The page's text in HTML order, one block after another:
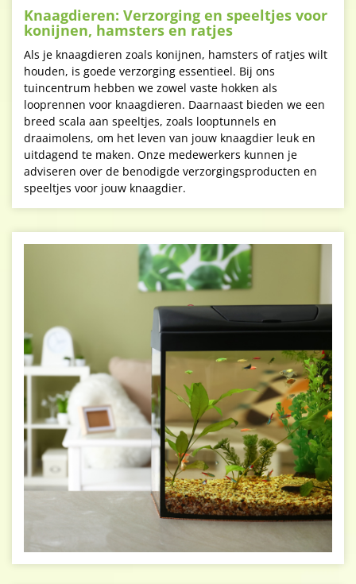
Knaagdieren: Verzorging en speeltjes voor
konijnen, hamsters en ratjes
Als je knaagdieren zoals konijnen, hamsters of ratjes wilt
houden, is goede verzorging essentieel. Bij ons
tuincentrum hebben we zowel vaste hokken als
looprennen voor knaagdieren. Daarnaast bieden we een
breed scala aan speeltjes, zoals looptunnels en
draaimolens, om het leven van jouw knaagdier leuk en
uitdagend te maken. Onze medewerkers kunnen je
adviseren over de benodigde verzorgingsproducten en
speeltjes voor jouw knaagdier.